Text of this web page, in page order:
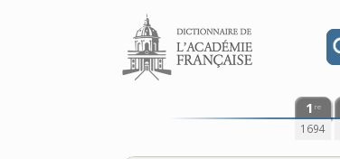
Aller au contenu
1 re
1694